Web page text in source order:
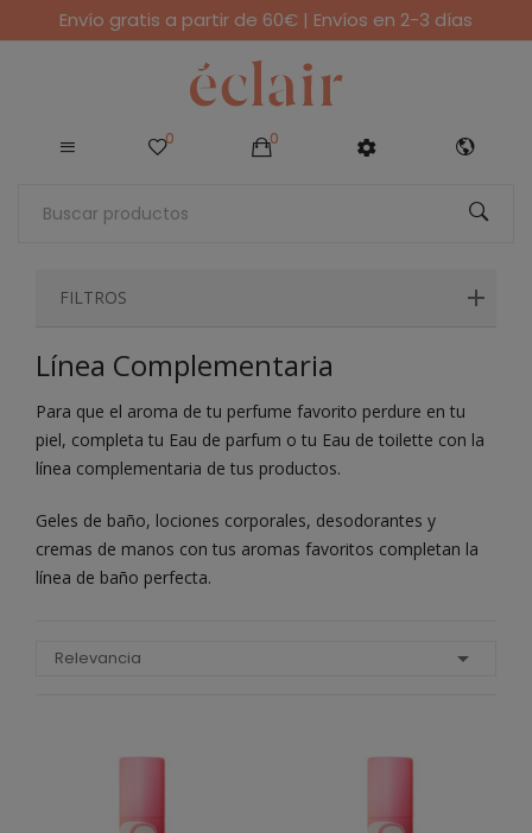
Envío gratis a partir de 60€ | Envíos en 2-3 días
0 0
FILTROS
Línea Complementaria
Para que el aroma de tu perfume favorito perdure en tu
piel, completa tu Eau de parfum o tu Eau de toilette con la
línea complementaria de tus productos.
Geles de baño, lociones corporales, desodorantes y
cremas de manos con tus aromas favoritos completan la
línea de baño perfecta.
Relevancia 